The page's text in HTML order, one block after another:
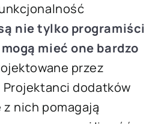
nie tylko programiści
mieć one bardzo
przez
dodatków
nich pomagają